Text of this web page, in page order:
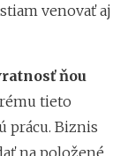
venovať aj
ňou
tieto
prácu. Biznis
na položené